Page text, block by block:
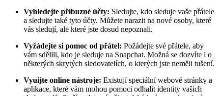
Vyhledejte příbuzné účty: Sledujte, kdo sleduje vaše přátele
a sledujte také tyto účty. Můžete narazit na nové osoby, které
vás sledují, ale které jste dosud nepoznali.
Vyžádejte si pomoc od přátel: Požádejte své přátele, aby
vám sdělili, kdo je sleduje na Snapchat. Možná se dozvíte i o
některých skrytých sledovatelích, o kterých jste neměli tušení.
Vyuijte online nástroje: Existují speciální webové stránky a
aplikace, které vám mohou pomoci odhalit identity vašich